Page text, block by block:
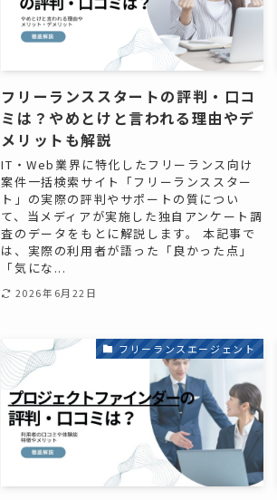
フリーランススタートの評判・口コ
ミは？やめとけと言われる理由やデ
メリットも解説
IT・Web業界に特化したフリーランス向け
案件一括検索サイト「フリーランススター
ト」の実際の評判やサポートの質につい
て、当メディアが実施した独自アンケート調
査のデータをもとに解説します。 本記事で
は、実際の利用者が語った「良かった点」
「気にな...
2026年6月22日
フリーランスエージェント